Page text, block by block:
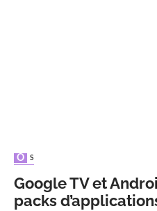
OS
Google TV et
packs